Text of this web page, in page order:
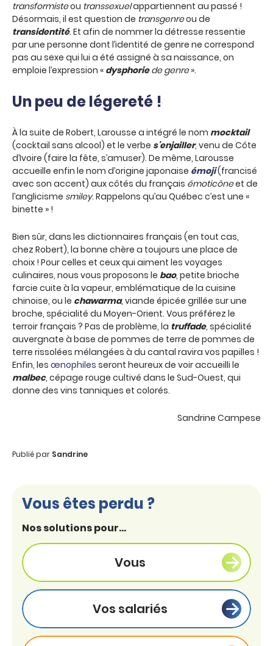
transformisteou transsexuelappartiennent au passé !
Désormais, il est question de transgenreou de
transidentité. Et afin de nommer la détresse ressentie
par une personne dont l’identité de genre ne correspond
pas au sexe qui lui a été assigné à sa naissance, on
emploie l’expression « dysphoriede genre».
Un peu de légereté !
À la suite de Robert, Larousse a intégré le nom mocktail
(cocktail sans alcool) et le verbe s’enjailler, venu de Côte
d’Ivoire (faire la fête, s’amuser). De même, Larousse
accueille enfin le nom d’origine japonaise émoji(francisé
avec son accent) aux côtés du français émoticôneet de
l’anglicisme smiley. Rappelons qu’au Québec c’est une «
binette » !
Bien sûr, dans les dictionnaires français (en tout cas,
chez Robert), la bonne chère a toujours une place de
choix ! Pour celles et ceux qui aiment les voyages
culinaires, nous vous proposons le bao, petite brioche
farcie cuite à la vapeur, emblématique de la cuisine
chinoise, ou le chawarma, viande épicée grillée sur une
broche, spécialité du Moyen-Orient. Vous préférez le
terroir français ? Pas de problème, la truffade, spécialité
auvergnate à base de pommes de terre de pommes de
terre rissolées mélangées à du cantal ravira vos papilles !
Enfin, les œnophiles seront heureux de voir accueilli le
malbec, cépage rouge cultivé dans le Sud-Ouest, qui
donne des vins tanniques et colorés.
Sandrine Campese
Publié par Sandrine
Vous êtes perdu ?
Nos solutions pour...
Vous
Vos salariés